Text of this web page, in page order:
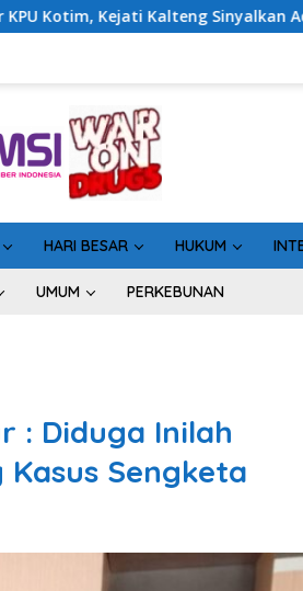
Ada Tersangka Baru di Kasus
HARI BESAR HUKUM
UMUM PERKEBUNAN
: Diduga Inilah
Sengketa